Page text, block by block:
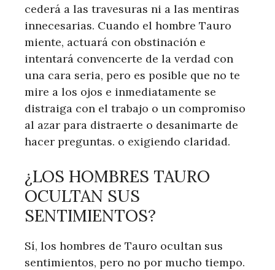
cederá a las travesuras ni a las mentiras
innecesarias. Cuando el hombre Tauro
miente, actuará con obstinación e
intentará convencerte de la verdad con
una cara seria, pero es posible que no te
mire a los ojos e inmediatamente se
distraiga con el trabajo o un compromiso
al azar para distraerte o desanimarte de
hacer preguntas. o exigiendo claridad.
¿LOS HOMBRES TAURO
OCULTAN SUS
SENTIMIENTOS?
Sí, los hombres de Tauro ocultan sus
sentimientos, pero no por mucho tiempo.